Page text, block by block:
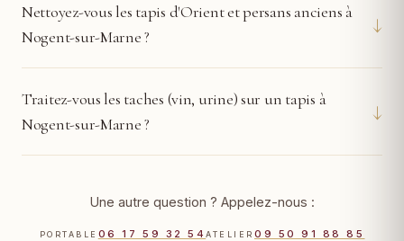
Nettoyez-vous les tapis d'Orient et persans anciens à
Nogent-sur-Marne ?
↓
Traitez-vous les taches (vin, urine) sur un tapis à
Nogent-sur-Marne ?
↓
Une autre question ? Appelez-nous :
PORTABLE 06 17 59 32 54ATELIER09 50 91 88 85